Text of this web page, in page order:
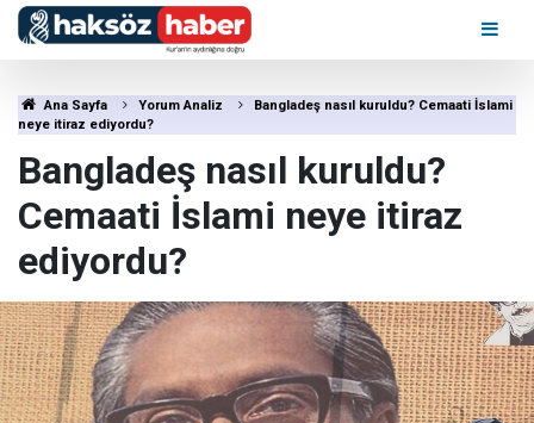
Ana Sayfa Yorum Analiz
Bangladeş nasıl kuruldu? Cemaati İslami
neye itiraz ediyordu?
Bangladeş nasıl kuruldu?
Cemaati İslami neye itiraz
ediyordu?